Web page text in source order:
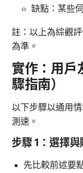
缺點：某些
註：以上為綜觀
為準。
實作：用戶
驟指南）
以下步驟以通用
測速。
步驟 1：選擇與
先比較前述要